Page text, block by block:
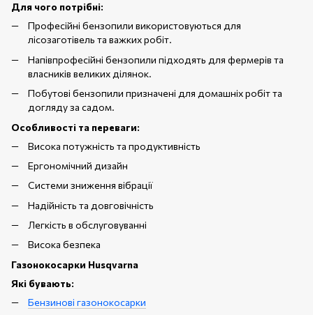
Для чого потрібні:
Професійні бензопили використовуються для
лісозаготівель та важких робіт.
Напівпрофесійні бензопили підходять для фермерів та
власників великих ділянок.
Побутові бензопили призначені для домашніх робіт та
догляду за садом.
Особливості та переваги:
Висока потужність та продуктивність
Ергономічний дизайн
Системи зниження вібрації
Надійність та довговічність
Легкість в обслуговуванні
Висока безпека
Газонокосарки Husqvarna
Які бувають:
Бензинові газонокосарки